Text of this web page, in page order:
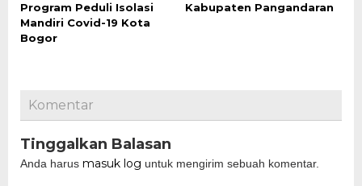
Program Peduli Isolasi
Mandiri Covid-19 Kota
Bogor
Kabupaten Pangandaran
Komentar
Tinggalkan Balasan
Anda harus masuk log untuk mengirim sebuah komentar.